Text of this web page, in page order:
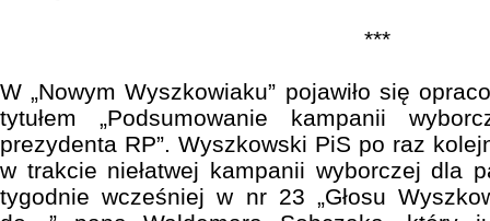
***
W „Nowym Wyszkowiaku” pojawiło się
tytułem „Podsumowanie kampanii
prezydenta RP”. Wyszkowski PiS po raz
w trakcie niełatwej kampanii wyborczej dla
tygodnie wcześniej w nr 23 „Głosu